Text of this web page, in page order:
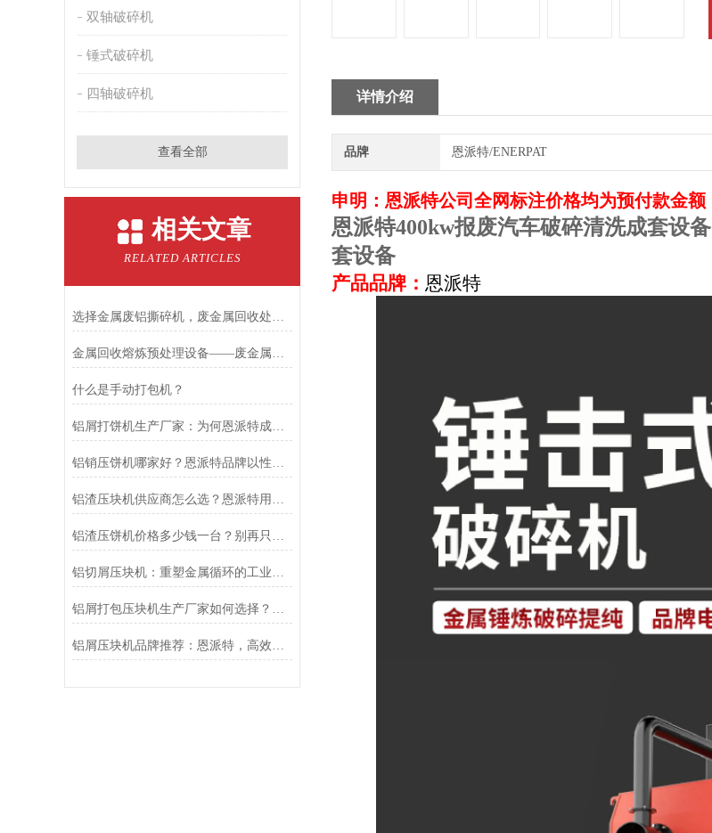
双轴破碎机
锤式破碎机
四轴破碎机
查看全部
相关文章
RELATED ARTICLES
选择金属废铝撕碎机，废金属回收处理不再是难题
金属回收熔炼预处理设备——废金属锤击撕碎机
什么是手动打包机？
铝屑打饼机生产厂家：为何恩派特成为行业优选？
铝销压饼机哪家好？恩派特品牌以性能标准
铝渣压块机供应商怎么选？恩派特用实力告诉你答案
铝渣压饼机价格多少钱一台？别再只看报价，恩派特带您算清“效益账”
铝切屑压块机：重塑金属循环的工业基石
铝屑打包压块机生产厂家如何选择？恩派特品牌实力行业
铝屑压块机品牌推荐：恩派特，高效处理与资源回收的选择
详情介绍
品牌 恩派特/ENERPAT
申明：恩派特公司全网标注价格均为预付款金额
恩派特400kw报废汽车破碎清洗成套设备
套设备
产品品牌： 恩派特